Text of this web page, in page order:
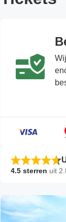
4.5 sterren uit